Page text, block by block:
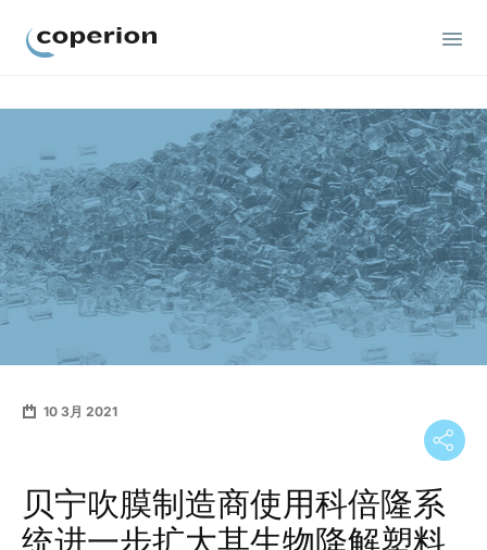
10 3月 2021
贝宁吹膜制造商使用科倍隆系
统进一步扩大其生物降解塑料